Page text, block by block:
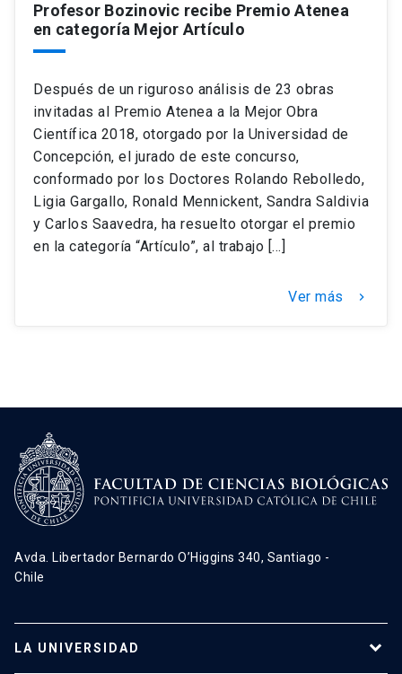
Académicos
Consejo de Facultad
Secretaría Académica
Documentos FCB
Dirección Investigación
Grupos de Investigación
Institutos y Centros
FCB en el Territorio
Redes Internacionales
Estudiantes
Pregrado
Postgrado
Centro de Estudiantes
Publicaciones
Contacto
Profesor Bozinovic recibe Premio Atenea
en categoría Mejor Artículo
Después de un riguroso análisis de 23 obras
invitadas al Premio Atenea a la Mejor Obra
Científica 2018, otorgado por la Universidad de
Concepción, el jurado de este concurso,
conformado por los Doctores Rolando Rebolledo,
Ligia Gargallo, Ronald Mennickent, Sandra Saldivia
y Carlos Saavedra, ha resuelto otorgar el premio
en la categoría “Artículo”, al trabajo […]
Ver más keyboard_arrow_right
Avda. Libertador Bernardo O’Higgins 340, Santiago -
Chile
LA UNIVERSIDAD